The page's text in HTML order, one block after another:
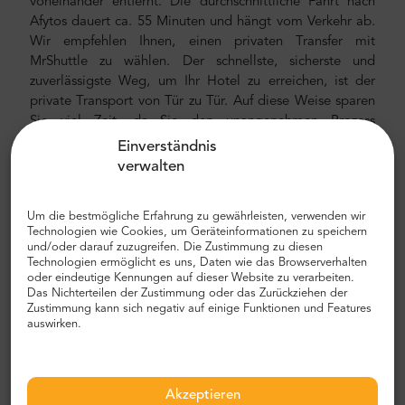
Einverständnis
verwalten
Um die bestmögliche Erfahrung zu gewährleisten, verwenden wir
Technologien wie Cookies, um Geräteinformationen zu speichern
und/oder darauf zuzugreifen. Die Zustimmung zu diesen
Technologien ermöglicht es uns, Daten wie das Browserverhalten
oder eindeutige Kennungen auf dieser Website zu verarbeiten.
Das Nichterteilen der Zustimmung oder das Zurückziehen der
Zustimmung kann sich negativ auf einige Funktionen und Features
auswirken.
Akzeptieren
Afytos dauert ca. 55 Minuten und hängt vom Verkehr ab.
Wir empfehlen Ihnen, einen privaten Transfer mit
MrShuttle zu wählen. Der schnellste, sicherste und
zuverlässigste Weg, um Ihr Hotel zu erreichen, ist der
private Transport von Tür zu Tür. Auf diese Weise sparen
Sie viel Zeit, da Sie den unangenehmen Prozess
überspringen können, Ihre Route herauszufinden, durch
die Stadt zu navigieren und Ihren Weg zu finden.
Auf der Suche nach einem zuverlässigen und
erschwinglichen Flughafentransfer? Reservieren Sie eines
bei Mr.Shuttle, einer Auswahl von Trip-Advisor-Nutzern
nach Wahl von Reisenden. Wir bieten Tür-zu-Tür-Transport
in neuen, modernen, komfortablen klimatisierten
Mercedes-Benz Minivans und Minibussen. Unsere Crew